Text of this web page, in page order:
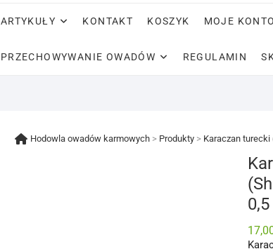
ARTYKUŁY KONTAKT KOSZYK MOJE KONTO
PRZECHOWYWANIE OWADÓW REGULAMIN
Hodowla owadów karmowych> Produkty> Karaczan